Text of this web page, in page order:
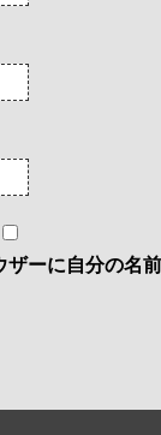
ーに自分の名